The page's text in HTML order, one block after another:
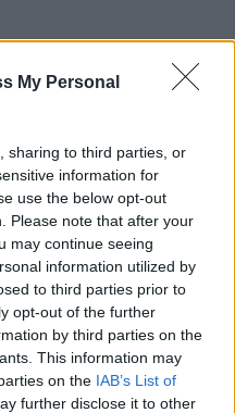
My Personal
sharing to third parties, or
information for
use the below opt-out
Please note that after your
may continue seeing
information utilized by
to third parties prior to
opt-out of the further
by third parties on the
This information may
on the IAB’s List of
further disclose it to other